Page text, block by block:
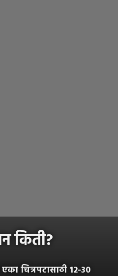
किती?
चित्रपटासाठी 12-30